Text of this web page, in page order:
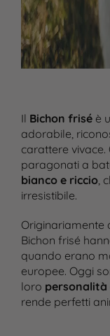
Il Bichon friséè
adorabile,
carattere vivace.
paragonati a
bianco e riccio,
irresistibile.
Originariamente
Bichon frisé
quando erano
europee. Oggi
loro
rende perfetti